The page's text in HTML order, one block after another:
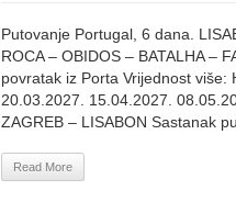
Putovanje Portugal, 6 dana.
ROCA – OBIDOS – BATALHA –
povratak iz Porta Vrijednost više:
20.03.2027. 15.04.2027.
ZAGREB – LISABON Sastanak
Read More